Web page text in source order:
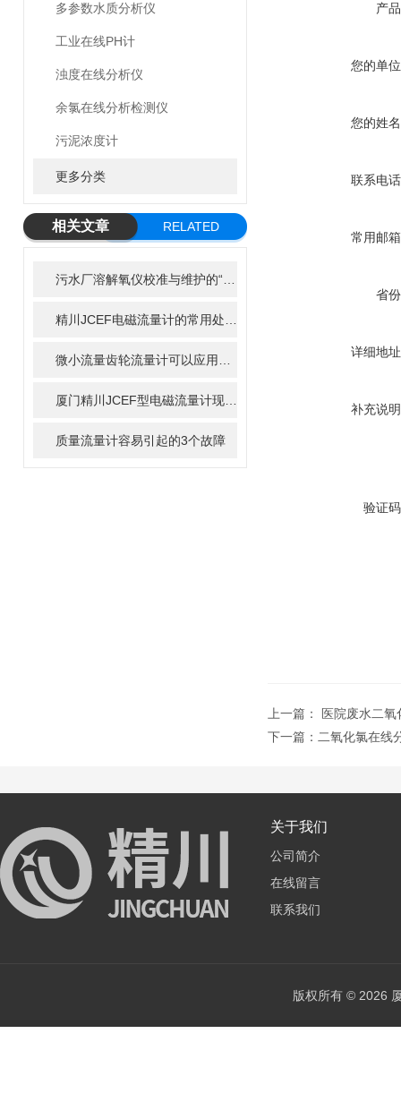
多参数水质分析仪
工业在线PH计
浊度在线分析仪
余氯在线分析检测仪
污泥浓度计
更多分类
相关文章
RELATED
质量流量计容易引起的3个故障
产
您的单
您的姓
联系电
常用邮
省
详细地
补充说
验证
上一篇：
医院废水二
下一篇： 二氧化氯在线
关于我们
公司简介
在线留言
联系我们
版权所有 © 2026